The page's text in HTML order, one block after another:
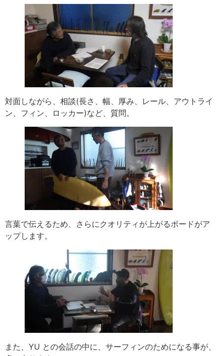
対面しながら、相談(長さ、幅、厚み、レール、アウトライ
ン、フィン、ロッカー)など、質問。
言葉で伝えるため、さらにクオリティが上がるボードがア
ップします。
また、YU との会話の中に、サーフィンのためになる事が、